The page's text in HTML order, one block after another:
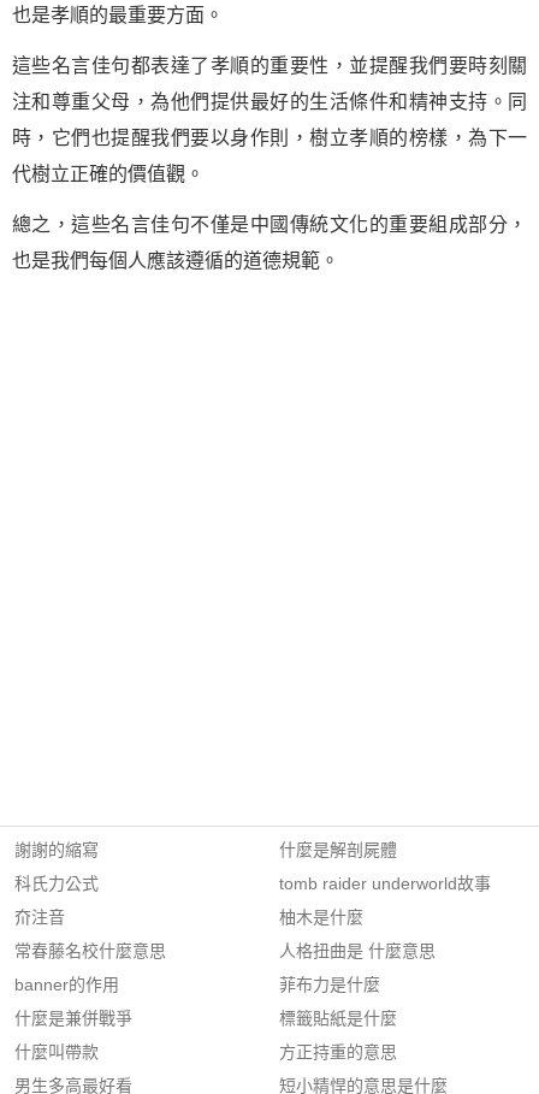
也是孝順的最重要方面。
這些名言佳句都表達了孝順的重要性，並提醒我們要時刻關
注和尊重父母，為他們提供最好的生活條件和精神支持。同
時，它們也提醒我們要以身作則，樹立孝順的榜樣，為下一
代樹立正確的價值觀。
總之，這些名言佳句不僅是中國傳統文化的重要組成部分，
也是我們每個人應該遵循的道德規範。
謝謝的縮寫
科氏力公式
夼注音
常春藤名校什麼意思
banner的作用
什麼是兼併戰爭
什麼叫帶款
男生多高最好看
什麼是解剖屍體
tomb raider underworld故事
柚木是什麼
人格扭曲是 什麼意思
菲布力是什麼
標籤貼紙是什麼
方正持重的意思
短小精悍的意思是什麼